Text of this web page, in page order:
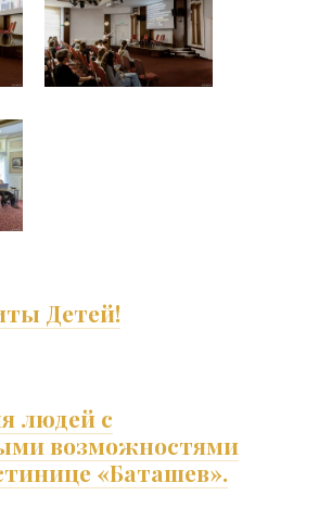
Детей!
людей с
возможностями
«Баташев».